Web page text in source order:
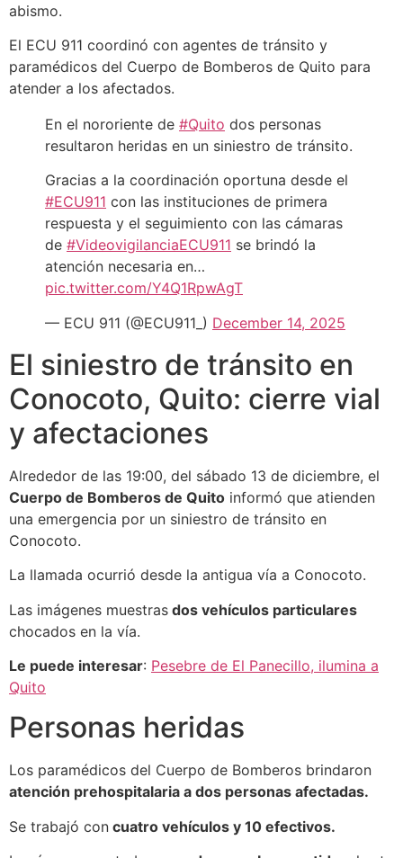
abismo.
El ECU 911 coordinó con agentes de tránsito y
paramédicos del Cuerpo de Bomberos de Quito para
atender a los afectados.
En el nororiente de #Quito dos personas
resultaron heridas en un siniestro de tránsito.
Gracias a la coordinación oportuna desde el
#ECU911 con las instituciones de primera
respuesta y el seguimiento con las cámaras
de #VideovigilanciaECU911 se brindó la
atención necesaria en…
pic.twitter.com/Y4Q1RpwAgT
— ECU 911 (@ECU911_) December 14, 2025
El siniestro de tránsito en
Conocoto, Quito: cierre vial
y afectaciones
Alrededor de las 19:00, del sábado 13 de diciembre, el
Cuerpo de Bomberos de Quito informó que atienden
una emergencia por un siniestro de tránsito en
Conocoto.
La llamada ocurrió desde la antigua vía a Conocoto.
Las imágenes muestras dos vehículos particulares
chocados en la vía.
Le puede interesar: Pesebre de El Panecillo, ilumina a
Quito
Personas heridas
Los paramédicos del Cuerpo de Bomberos brindaron
atención prehospitalaria a dos personas afectadas.
Se trabajó con cuatro vehículos y 10 efectivos.